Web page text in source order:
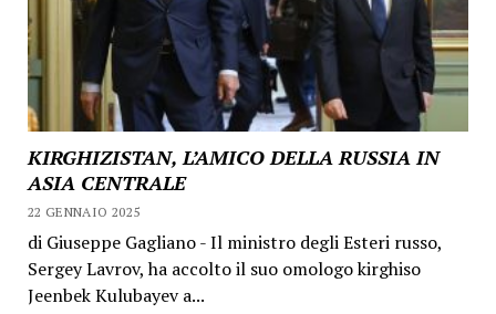
KIRGHIZISTAN, L’AMICO DELLA RUSSIA IN
ASIA CENTRALE
22 GENNAIO 2025
di Giuseppe Gagliano - Il ministro degli Esteri russo,
Sergey Lavrov, ha accolto il suo omologo kirghiso
Jeenbek Kulubayev a...